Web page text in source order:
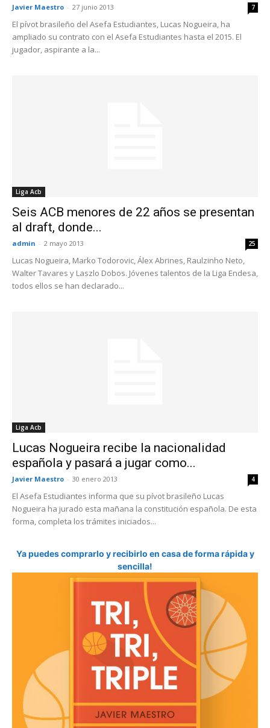
Javier Maestro - 27 junio 2013 7
El pívot brasileño del Asefa Estudiantes, Lucas Nogueira, ha
ampliado su contrato con el Asefa Estudiantes hasta el 2015. El
jugador, aspirante a la...
Liga Acb
Seis ACB menores de 22 años se presentan
al draft, donde...
admin - 2 mayo 2013 25
Lucas Nogueira, Marko Todorovic, Álex Abrines, Raulzinho Neto,
Walter Tavares y Laszlo Dobos. Jóvenes talentos de la Liga Endesa,
todos ellos se han declarado...
Liga Acb
Lucas Nogueira recibe la nacionalidad
española y pasará a jugar como...
Javier Maestro - 30 enero 2013 4
El Asefa Estudiantes informa que su pívot brasileño Lucas
Nogueira ha jurado esta mañana la constitución española. De esta
forma, completa los trámites iniciados...
Ya puedes comprarlo y recibirlo en casa de forma rápida y
sencilla!